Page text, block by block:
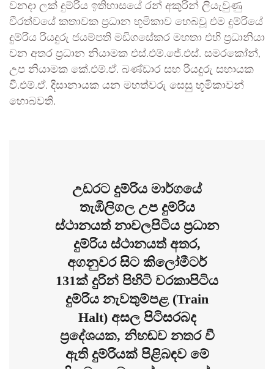
වනදා ලක් දුම්රිය ඉතිහාසයේ රන් අකුරින් ලියැවුණු
වීරත්වයේ කතාවක ප්‍රධාන භූමිකාව හෙබවූ එම දුම්රියේ
දුම්රිය රියදුරු ජයම්පති මඩිගසේකර මහතා එහි ප්‍රධානියා
වන අතර ප්‍රධාන නියාමක එස්.එම්.ජේ.එස්. සමරකෝන්,
උප නියාමක කේ.එම්.ඒ. බණ්ඩාර සහ රියදුරු සහායක
වී.එම්.ඒ. දිසානායක යන මහත්වරු සෙසු භූමිකාවන්
හොබවති.
උඩරට දුම්රිය මාර්ගයේ
තැඹිලිගල උප දුම්රිය
ස්ථානයත් නාවලපිටිය ප්‍රධාන
දුම්රිය ස්ථානයත් අතර,
අගනුවර සිට කිලෝමීටර්
131ක් දුරින් පිහිටි වරකාපිටිය
දුම්රිය නැවතුම්පළ (Train
Halt) අසල පිටිසරබද
ප්‍රදේශයක, නිහඬව නතර වී
ඇති දුම්රියක් පිළිබඳව මේ